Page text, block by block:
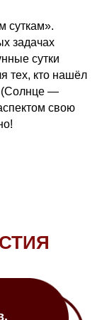
суткам».
задачах
сутки
тех, кто нашёл
(Солнце —
свою